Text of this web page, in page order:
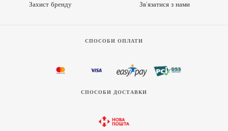
Захист бренду Зв’язатися з нами
СПОСОБИ ОПЛАТИ
СПОСОБИ ДОСТАВКИ